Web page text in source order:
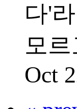
다'
모
Oct